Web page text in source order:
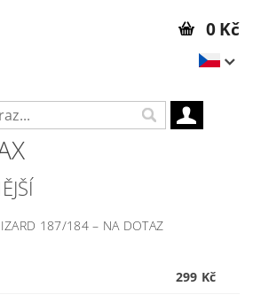
0 Kč
187/184– NA DOTAZ
299 Kč